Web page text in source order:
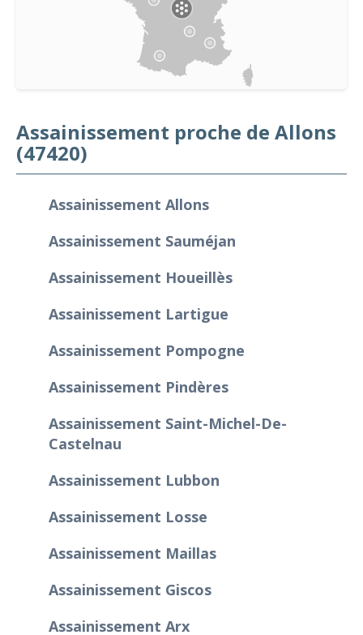
Assainissement proche de Allons
(47420)
Assainissement Allons
Assainissement Sauméjan
Assainissement Houeillès
Assainissement Lartigue
Assainissement Pompogne
Assainissement Pindères
Assainissement Saint-Michel-De-
Castelnau
Assainissement Lubbon
Assainissement Losse
Assainissement Maillas
Assainissement Giscos
Assainissement Arx